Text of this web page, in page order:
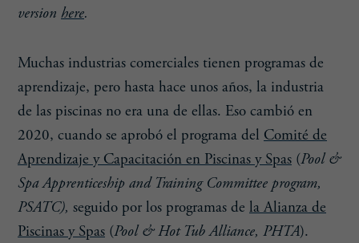
version here.
Muchas industrias comerciales tienen programas de
aprendizaje, pero hasta hace unos años, la industria
de las piscinas no era una de ellas. Eso cambió en
2020, cuando se aprobó el programa del Comité de
Aprendizaje y Capacitación en Piscinas y Spas (Pool &
Spa Apprenticeship and Training Committee program,
PSATC), seguido por los programas de la Alianza de
Piscinas y Spas (Pool & Hot Tub Alliance, PHTA).